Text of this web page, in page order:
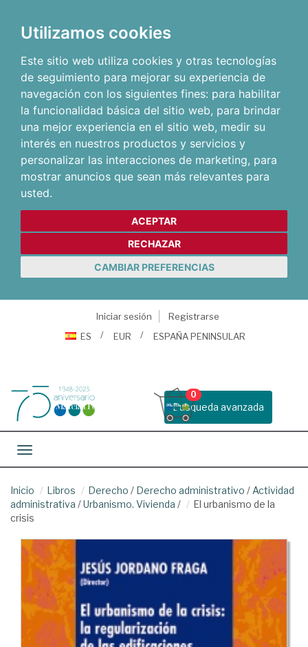
Utilizamos cookies
Este sitio web utiliza cookies y otras tecnologías
de seguimiento para mejorar su experiencia de
navegación con los siguientes fines: para habilitar
la funcionalidad básica del sitio web, para brindar
una mejor experiencia en el sitio web, medir su
interés en nuestros productos y servicios y
personalizar las interacciones de marketing, para
mostrar anuncios que sean más relevantes para
usted.
ACEPTAR
RECHAZAR
CAMBIAR PREFERENCIAS
Iniciar sesión
Registrarse
ES
EUR ESPAÑA PENINSULAR
Busqueda avanzada
0
Toggle navigation
Inicio Libros Derecho / Derecho administrativo / Actividad
administrativa /Urbanismo. Vivienda /
El urbanismo de la
crisis